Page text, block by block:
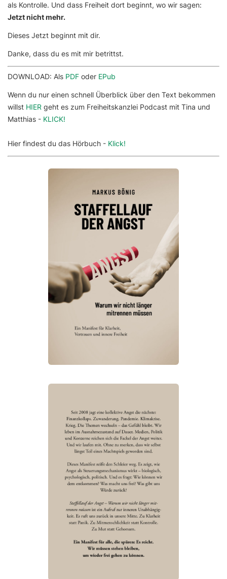
als Kontrolle. Und dass Freiheit dort beginnt, wo wir sagen:
Jetzt nicht mehr.
Dieses Jetzt beginnt mit dir.
Danke, dass du es mit mir betrittst.
DOWNLOAD: Als PDF oder EPub
Wenn du nur einen schnell Überblick über den Text bekommen
willst HIER geht es zum Freiheitskanzlei Podcast mit Tina und
Matthias - KLICK!
Hier findest du das Hörbuch - Klick!